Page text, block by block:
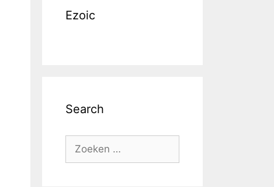
Ezoic
Search
Zoek